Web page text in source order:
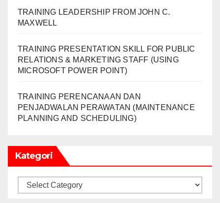
TRAINING LEADERSHIP FROM JOHN C.
MAXWELL
TRAINING PRESENTATION SKILL FOR PUBLIC
RELATIONS & MARKETING STAFF (USING
MICROSOFT POWER POINT)
TRAINING PERENCANAAN DAN
PENJADWALAN PERAWATAN (MAINTENANCE
PLANNING AND SCHEDULING)
Kategori
Kategori